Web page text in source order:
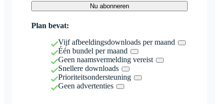
Nu abonneren
Plan bevat:
Vijf afbeeldingsdownloads per maand
Één bundel per maand
Geen naamsvermelding vereist
Snellere downloads
Prioriteitsondersteuning
Geen advertenties